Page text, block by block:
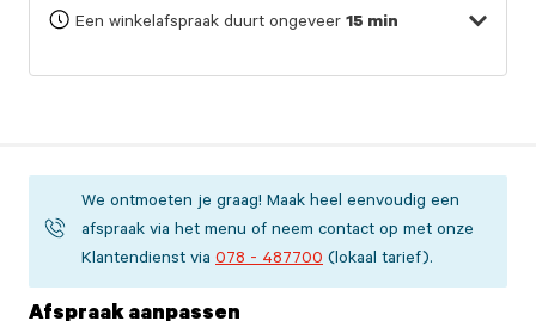
Een winkelafspraak duurt ongeveer 15 min
We ontmoeten je graag! Maak heel eenvoudig een
afspraak via het menu of neem contact op met onze
Klantendienst via 078 - 487700 (lokaal tarief).
Afspraak aanpassen